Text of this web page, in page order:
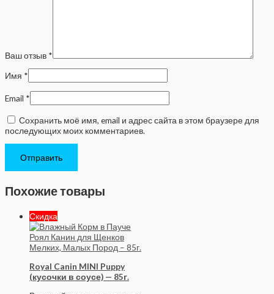
Ваш отзыв *
Имя *
Email *
Сохранить моё имя, email и адрес сайта в этом браузере для
последующих моих комментариев.
Похожие товары
Скидка
Royal Canin MINI Puppy
(кусочки в соусе) — 85г.